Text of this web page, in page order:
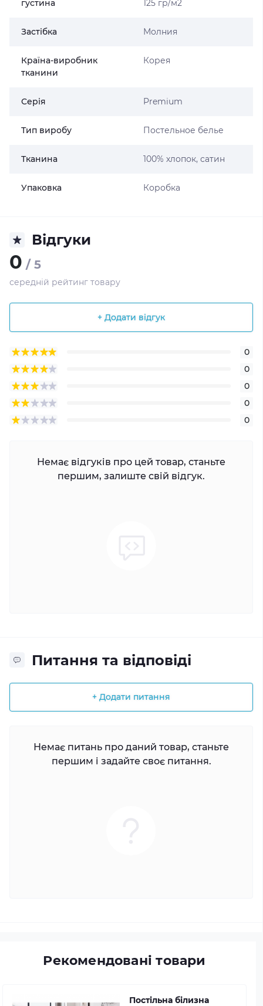
густина 125 гр/м2
Застібка Молния
Країна-виробник
тканини
Корея
Серія Premium
Тип виробу Постельное белье
Тканина 100% хлопок, сатин
Упаковка Коробка
Відгуки
0 / 5
середній рейтинг товару
+ Додати відгук
0
0
0
0
0
Немає відгуків про цей товар, станьте
першим, залиште свій відгук.
Питання та відповіді
+ Додати питання
Немає питань про даний товар, станьте
першим і задайте своє питання.
Рекомендовані товари
Постільна білизна